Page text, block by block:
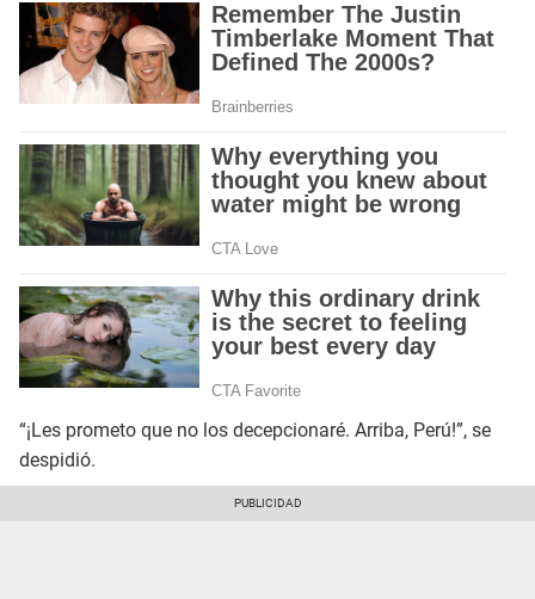
“¡Les prometo que no los decepcionaré. Arriba, Perú!”, se
despidió.